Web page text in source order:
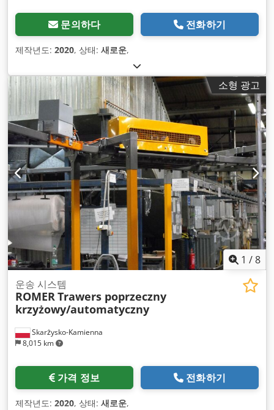
문의하다 전화하기
제작년도: 2020, 상태: 새로운,
소형 광고
1 /8
Skarżysko-Kamienna
8,015 km
운송 시스템
ROMERTrawers poprzeczny
krzyżowy/automatyczny
가격 정보 전화하기
제작년도: 2020, 상태: 새로운,